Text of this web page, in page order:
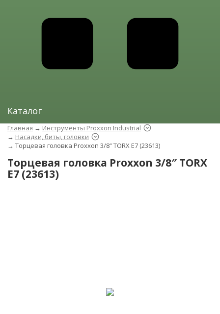
Каталог
Главная → Инструменты Proxxon Industrial
→ Насадки, биты, головки
→ Торцевая головка Proxxon 3/8″ TORX E7 (23613)
Торцевая головка Proxxon 3/8″ TORX
E7 (23613)